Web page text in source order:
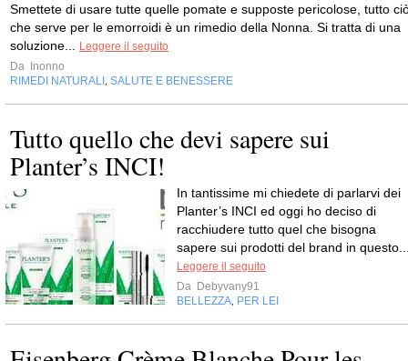
Smettete di usare tutte quelle pomate e supposte pericolose, tutto
che serve per le emorroidi è un rimedio della Nonna. Si tratta di una
soluzione...
Leggere il seguito
Da
Inonno
RIMEDI NATURALI
SALUTE E BENESSERE
Tutto quello che devi sapere sui
Planter’s INCI!
In tantissime mi chiedete di parlarvi dei
Planter’s INCI ed oggi ho deciso di
racchiudere tutto quel che bisogna
sapere sui prodotti del brand in
Leggere il seguito
Da Debyvany91
BELLEZZA PER LEI